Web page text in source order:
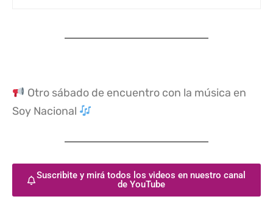
Otro sábado de encuentro con la música en
Soy Nacional
Suscribite y mirá todos los videos en nuestro canal
de YouTube